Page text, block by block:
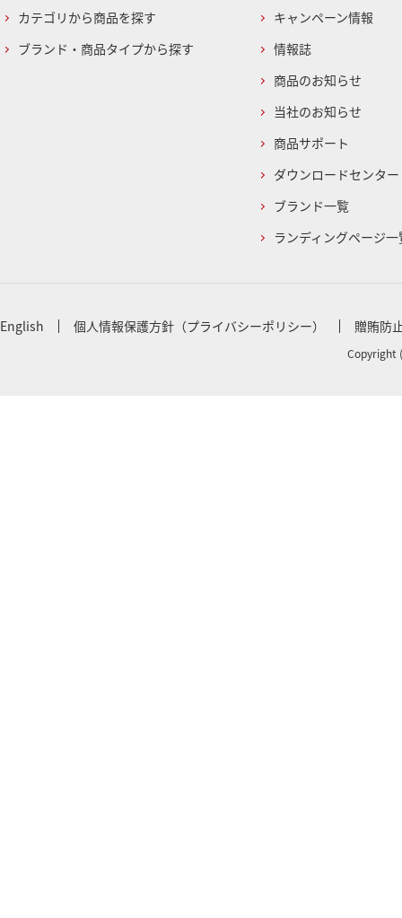
カテゴリから商品を探す
ブランド・商品タイプから探す
キャンペーン情報
情報誌
商品のお知らせ
当社のお知らせ
商品サポート
ダウンロードセンター
ブランド一覧
ランディングページ一
English 個人情報保護方針（プライバシーポリシー） 贈賄防
Copyright